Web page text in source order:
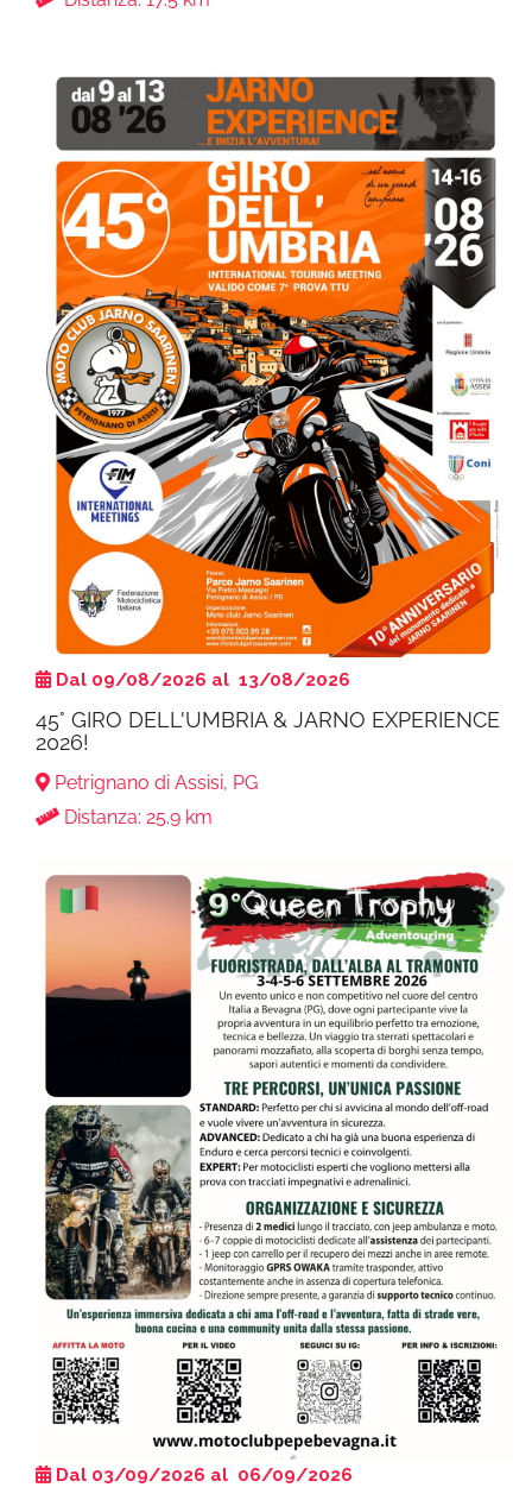
Dal 09/08/2026 al 13/08/2026
​45° GIRO DELL'UMBRIA & JARNO EXPERIENCE
2026!
Petrignano di Assisi, PG
Distanza: 25.9 km
Dal 03/09/2026 al 06/09/2026